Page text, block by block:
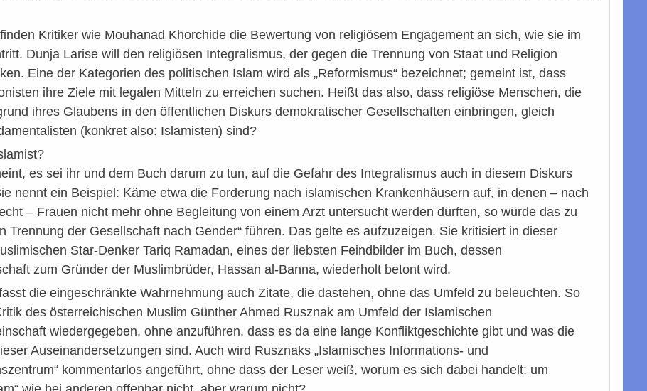
Kritiker wie Mouhanad Khorchide die Bewertung von religiösem Engagement an sich, wie sie im
Dunja Larise will den religiösen Integralismus, der gegen die Trennung von Staat und Religion
Eine der Kategorien des politischen Islam wird als „Reformismus“ bezeichnet; gemeint ist, dass
ihre Ziele mit legalen Mitteln zu erreichen suchen. Heißt das also, dass religiöse Menschen, die
ihres Glaubens in den öffentlichen Diskurs demokratischer Gesellschaften einbringen, gleich
(konkret also: Islamisten) sind?
es sei ihr und dem Buch darum zu tun, auf die Gefahr des Integralismus auch in diesem Diskurs
nennt ein Beispiel: Käme etwa die Forderung nach islamischen Krankenhäusern auf, in denen – nach
– Frauen nicht mehr ohne Begleitung von einem Arzt untersucht werden dürften, so würde das zu
Trennung der Gesellschaft nach Gender“ führen. Das gelte es aufzuzeigen. Sie kritisiert in dieser
Star-Denker Tariq Ramadan, eines der liebsten Feindbilder im Buch, dessen
zum Gründer der Muslimbrüder, Hassan al-Banna, wiederholt betont wird.
die eingeschränkte Wahrnehmung auch Zitate, die dastehen, ohne das Umfeld zu beleuchten. So
des österreichischen Muslim Günther Ahmed Rusznak am Umfeld der Islamischen
wiedergegeben, ohne anzuführen, dass es da eine lange Konfliktgeschichte gibt und was die
Auseinandersetzungen sind. Auch wird Rusznaks „Islamisches Informations- und
kommentarlos angeführt, ohne dass der Leser weiß, worum es sich dabei handelt: um